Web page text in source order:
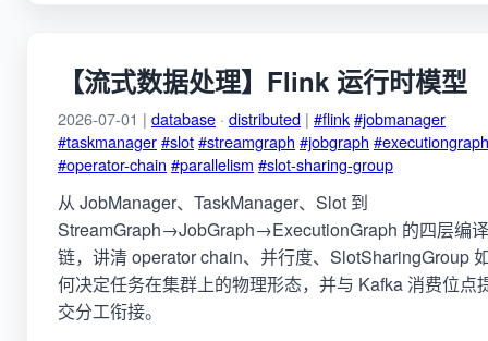
【流式数据处理】Flink 运行时模型
2026-07-01 | database · distributed | #flink#jobmanager
#taskmanager#slot#streamgraph #jobgraph #executiongraph
#operator-chain #parallelism #slot-sharing-group
从 JobManager、TaskManager、Slot 到
StreamGraph→JobGraph→ExecutionGraph 的四层编译
链，讲清 operator chain、并行度、SlotSharingGroup
何决定任务在集群上的物理形态，并与 Kafka 消费位点
交分工衔接。